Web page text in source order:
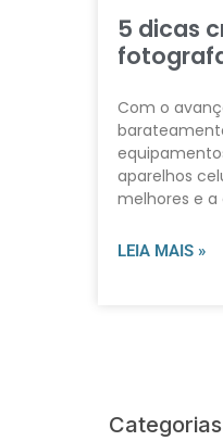
5 dicas
Com o
aparelhos
melhores e
LEIA MAIS »
Categorias